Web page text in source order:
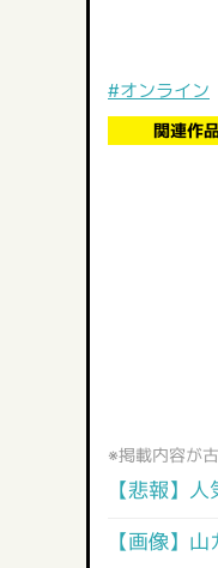
#オンライン
関連作
※掲載内容が
【悲報】
【画像】